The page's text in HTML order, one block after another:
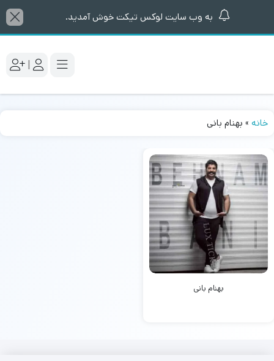
به وب سایت لوکس تیکت خوش آمدید.
|
خانه » بهنام بانی
بهنام بانی